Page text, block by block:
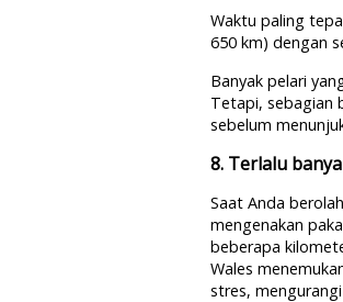
Waktu paling
650 km) dengan
Banyak pelari
Tetapi, sebagian
sebelum
8. Terlalu
Saat Anda
mengenakan
beberapa
Wales
stres,